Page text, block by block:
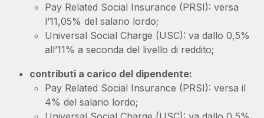
Pay Related Social Insurance (PRSI): versa
l’11,05% del salario lordo;
Universal Social Charge (USC): va dallo 0,5%
all’11% a seconda del livello di reddito;
contributi a carico del dipendente:
Pay Related Social Insurance (PRSI): versa il
4% del salario lordo;